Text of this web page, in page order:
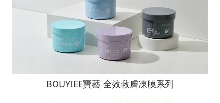
BOUYIEE寶藝 全效救膚凍膜系列